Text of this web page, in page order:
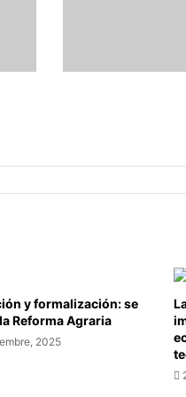
a
y formalización: se
Reforma Agraria
2025